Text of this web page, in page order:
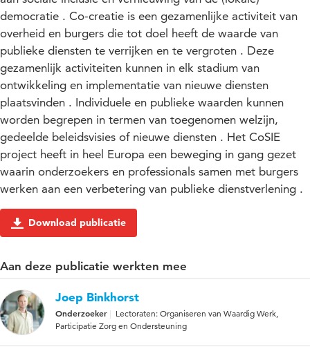
democratie . Co-creatie is een gezamenlijke activiteit van
overheid en burgers die tot doel heeft de waarde van
publieke diensten te verrijken en te vergroten . Deze
gezamenlijk activiteiten kunnen in elk stadium van
ontwikkeling en implementatie van nieuwe diensten
plaatsvinden . Individuele en publieke waarden kunnen
worden begrepen in termen van toegenomen welzijn,
gedeelde beleidsvisies of nieuwe diensten . Het CoSIE
project heeft in heel Europa een beweging in gang gezet
waarin onderzoekers en professionals samen met burgers
werken aan een verbetering van publieke dienstverlening .
Download publicatie
Aan deze publicatie werkten mee
Joep Binkhorst
Onderzoeker
Lectoraten: Organiseren van Waardig Werk,
Participatie Zorg en Ondersteuning